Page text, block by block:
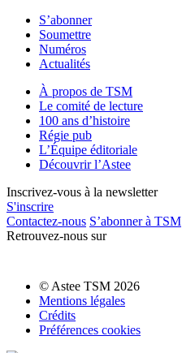
S’abonner
Soumettre
Numéros
Actualités
À propos de TSM
Le comité de lecture
100 ans d’histoire
Régie pub
L’Équipe éditoriale
Découvrir l’Astee
Inscrivez-vous à la newsletter
S'inscrire
Contactez-nous S’abonner à TSM
Retrouvez-nous sur
© Astee TSM 2026
Mentions légales
Crédits
Préférences cookies